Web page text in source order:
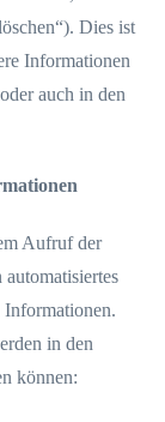
Dies ist
Informationen
auch in den
Aufruf der
Informationen.
in den
können: